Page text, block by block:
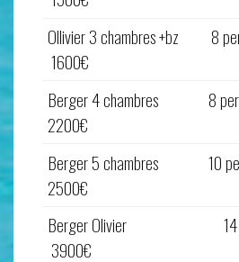
Ollivier 3 chambres
1600€
Berger 4
2200€
Berger 5
2500€
Berger Olivier
3900€